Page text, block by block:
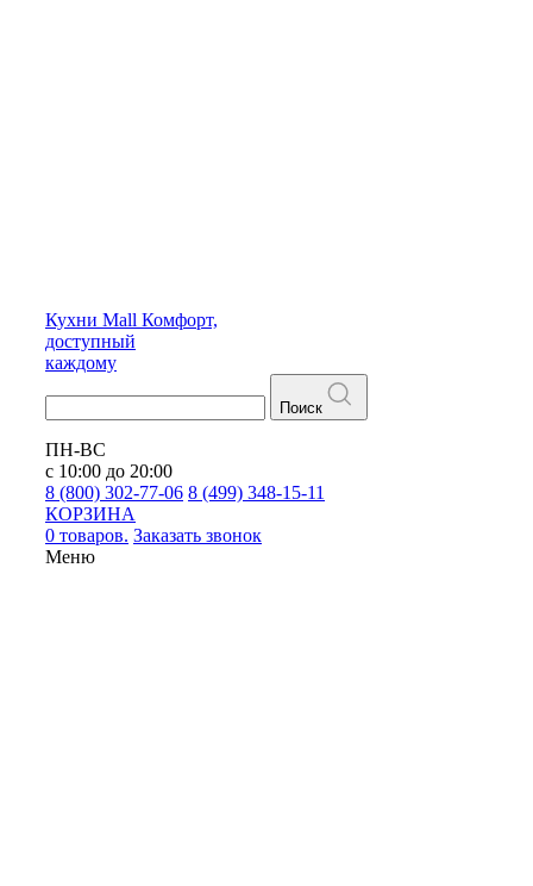
Кухни Mall Комфорт,
доступный
каждому
Поиск
ПН-ВС
с 10:00 до 20:00
8 (800) 302-77-06 8 (499) 348-15-11
КОРЗИНА
0 товаров. Заказать звонок
Меню